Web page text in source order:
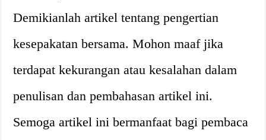
Demikianlah artikel tentang pengertian
kesepakatan bersama. Mohon maaf jika
terdapat kekurangan atau kesalahan dalam
penulisan dan pembahasan artikel ini.
Semoga artikel ini bermanfaat bagi pembaca